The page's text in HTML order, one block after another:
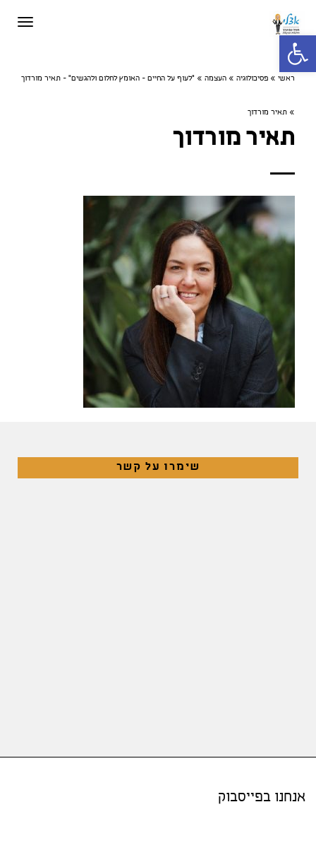
פתח סרגל נגישות
ראשי » פסיכולוגיה » העצמה » ”לעוף על החיים - האומץ לחלום ולהגשים“ - תאיר מורדוך
» תאיר מורדוך
תאיר מורדוך
שימרו על קשר
אנחנו בפייסבוק